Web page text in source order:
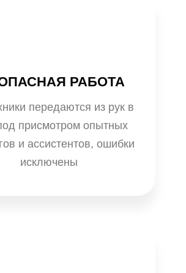
РАБОТА
передаются из рук в
присмотром опытных
и ассистентов, ошибки
исключены